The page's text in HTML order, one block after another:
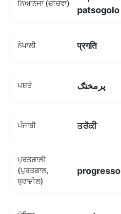
ਨਿਆਨਜਾ (ਚੀਚੇਵਾ)
patsogolo
ਨੇਪਾਲੀ प्रगति
ਪਸ਼ਤੋ پرمختګ
ਪੰਜਾਬੀ ਤਰੱਕੀ
ਪੁਰਤਗਾਲੀ
(ਪੁਰਤਗਾਲ,
ਬ੍ਰਾਜ਼ੀਲ)
progresso